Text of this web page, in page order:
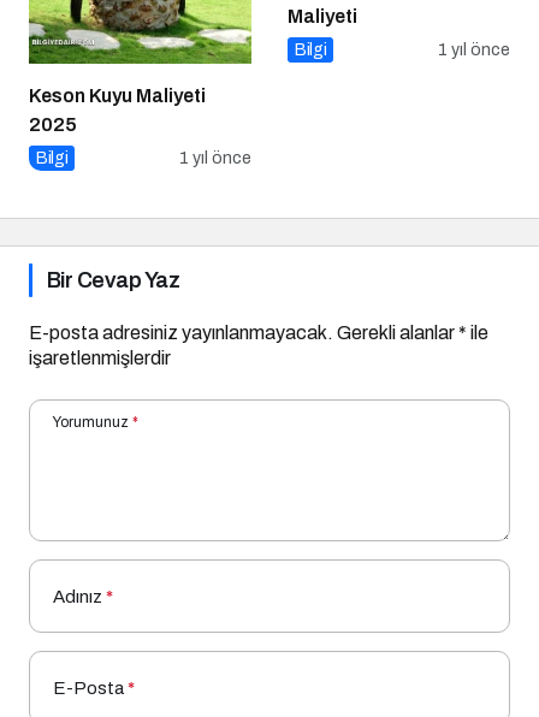
Keson Kuyu Maliyeti
2025
Bilgi 1 yıl önce
Maliyeti
Bilgi 1 yıl önce
Bir Cevap Yaz
E-posta adresiniz yayınlanmayacak. Gerekli alanlar* ile
işaretlenmişlerdir
Yorumunuz *
Adınız *
E-Posta*